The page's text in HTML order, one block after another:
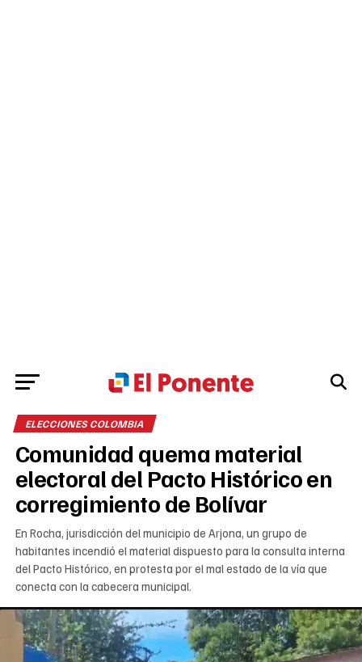
ELECCIONES COLOMBIA
Comunidad quema material
electoral del Pacto Histórico en
corregimiento de Bolívar
En Rocha, jurisdicción del municipio de Arjona, un grupo de
habitantes incendió el material dispuesto para la consulta interna
del Pacto Histórico, en protesta por el mal estado de la vía que
conecta con la cabecera municipal.